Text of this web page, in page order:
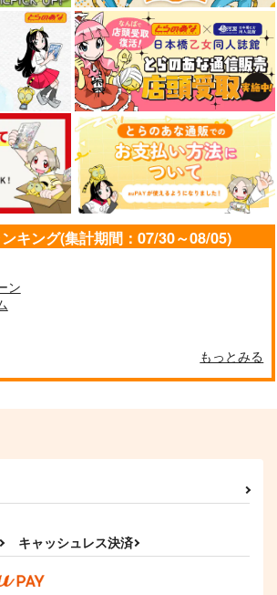
キング(集計期間：07/30～08/05)
ン
もっとみる
キャッシュレス決済